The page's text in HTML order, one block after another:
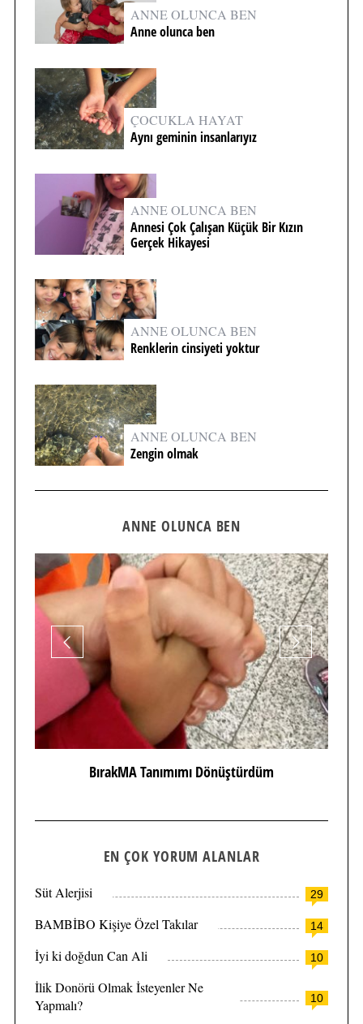
ANNE OLUNCA BEN
Anne olunca ben
ÇOCUKLA HAYAT
Aynı geminin insanlarıyız
ANNE OLUNCA BEN
Annesi Çok Çalışan Küçük Bir Kızın
Gerçek Hikayesi
ANNE OLUNCA BEN
Renklerin cinsiyeti yoktur
ANNE OLUNCA BEN
Zengin olmak
ANNE OLUNCA BEN
BırakMA Tanımımı Dönüştürdüm
EN ÇOK YORUM ALANLAR
29
Süt Alerjisi
14
BAMBİBO Kişiye Özel Takılar
10
İyi ki doğdun Can Ali
10
İlik Donörü Olmak İsteyenler Ne
Yapmalı?